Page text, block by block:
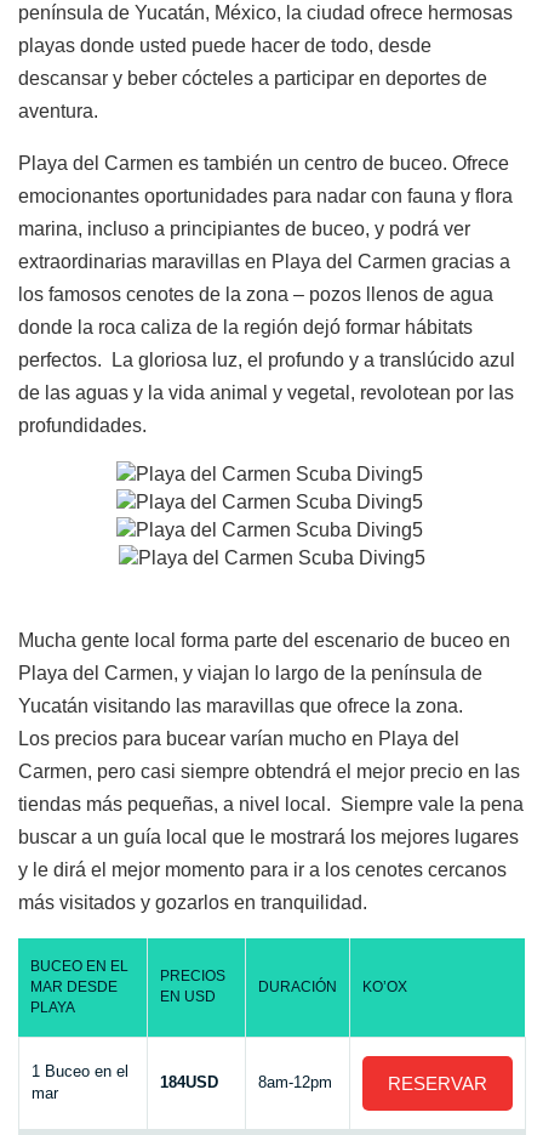
península de Yucatán, México, la ciudad ofrece hermosas
playas donde usted puede hacer de todo, desde
descansar y beber cócteles a participar en deportes de
aventura.
Playa del Carmen es también un centro de buceo. Ofrece
emocionantes oportunidades para nadar con fauna y flora
marina, incluso a principiantes de buceo, y podrá ver
extraordinarias maravillas en Playa del Carmen gracias a
los famosos cenotes de la zona – pozos llenos de agua
donde la roca caliza de la región dejó formar hábitats
perfectos. La gloriosa luz, el profundo y a translúcido azul
de las aguas y la vida animal y vegetal, revolotean por las
profundidades.
Mucha gente local forma parte del escenario de buceo en
Playa del Carmen, y viajan lo largo de la península de
Yucatán visitando las maravillas que ofrece la zona.
Los precios para bucear varían mucho en Playa del
Carmen, pero casi siempre obtendrá el mejor precio en las
tiendas más pequeñas, a nivel local. Siempre vale la pena
buscar a un guía local que le mostrará los mejores lugares
y le dirá el mejor momento para ir a los cenotes cercanos
más visitados y gozarlos en tranquilidad.
BUCEO EN EL
MAR DESDE
PLAYA
PRECIOS
EN USD
DURACIÓN KO’OX
1 Buceo en el
mar
184USD 8am-12pm RESERVAR